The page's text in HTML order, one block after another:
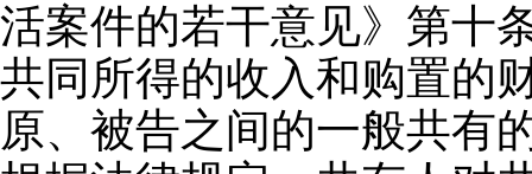
活案件的若干意见》第十
共同所得的收入和购置的
原、被告之间的一般共有